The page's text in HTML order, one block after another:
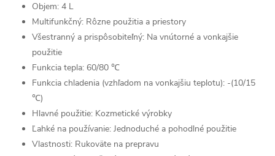
Objem: 4 L
Multifunkčný: Rôzne použitia a priestory
Všestranný a prispôsobiteľný: Na vnútorné a vonkajšie
použitie
Funkcia tepla: 60/80 ℃
Funkcia chladenia (vzhľadom na vonkajšiu teplotu): -(10/15
℃)
Hlavné použitie: Kozmetické výrobky
Ľahké na používanie: Jednoduché a pohodlné použitie
Vlastnosti: Rukoväte na prepravu